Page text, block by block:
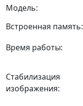
Модель:
Встроенная память:
Время работы:
Стабилизация
изображения: